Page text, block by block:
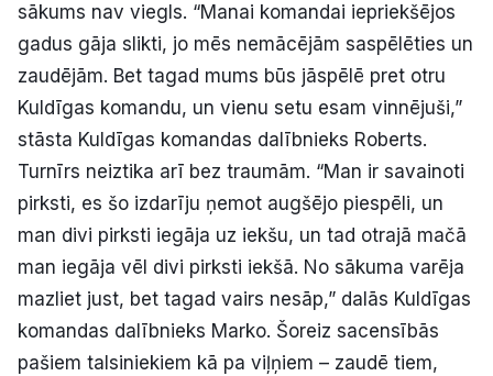
sākums nav viegls. “Manai komandai iepriekšējos
gadus gāja slikti, jo mēs nemācējām saspēlēties un
zaudējām. Bet tagad mums būs jāspēlē pret otru
Kuldīgas komandu, un vienu setu esam vinnējuši,”
stāsta Kuldīgas komandas dalībnieks Roberts.
Turnīrs neiztika arī bez traumām. “Man ir savainoti
pirksti, es šo izdarīju ņemot augšējo piespēli, un
man divi pirksti iegāja uz iekšu, un tad otrajā mačā
man iegāja vēl divi pirksti iekšā. No sākuma varēja
mazliet just, bet tagad vairs nesāp,” dalās Kuldīgas
komandas dalībnieks Marko. Šoreiz sacensībās
pašiem talsiniekiem kā pa viļņiem – zaudē tiem,